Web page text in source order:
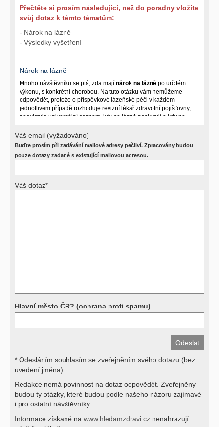
Přečtěte si prosím následující, než do poradny vložíte
svůj dotaz k těmto tématům:
- Nárok na lázně
- Výsledky vyšetření
Nárok na lázně
Mnoho návštěvníků se ptá, zda mají nárok na lázně po určitém
výkonu, s konkrétní chorobou. Na tuto otázku vám nemůžeme
odpovědět, protože o příspěvkové lázeňské péči v každém
jednotlivém případě rozhoduje revizní lékař zdravotní pojišťovny,
neexistuje univerzální seznam, kdy se lázně poskytují a kdy ne.
postižení pacienta a dalších zdravotních okolnostech.
Požádejte svého ošetřujícího lékaře o návrh, který pak posoudí
příslušný revizní lékař. My vám spolehlivou odpověď dát
Výsledky vyšetření
Váš email (vyžadováno)
Buďte prosím při zadávání mailové adresy pečliví. Zpracovány budou
pouze dotazy zadané s existující mailovou adresou.
Váš dotaz*
Hlavní město ČR? (ochrana proti spamu)
* Odesláním souhlasím se zveřejněním svého dotazu (bez
uvedení jména).
Redakce nemá povinnost na dotaz odpovědět. Zveřejněny
budou ty otázky, které budou podle našeho názoru zajímavé
i pro ostatní návštěvníky.
Informace získané na www.hledamzdravi.cz nenahrazují